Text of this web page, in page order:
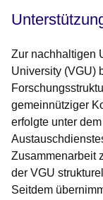
Zur nachhaltigen
University (VGU)
gemeinnütziger
erfolgte unter
Zusammenarbeit
der VGU
Seitdem